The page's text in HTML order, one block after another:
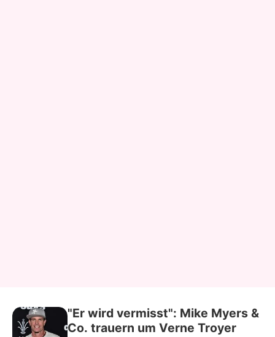
"Er wird vermisst": Mike Myers &
Co. trauern um Verne Troyer